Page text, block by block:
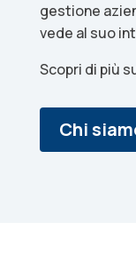
gestione
vede al suo
Scopri di più
Chi